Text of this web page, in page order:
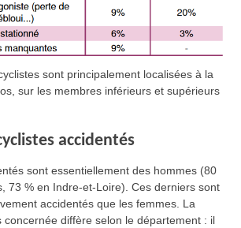
sont principalement localisées à la
sur les membres inférieurs et supérieurs
accidentés
sont essentiellement des hommes (80
73 % en Indre-et-Loire). Ces derniers sont
accidentés que les femmes. La
concernée diffère selon le département : il